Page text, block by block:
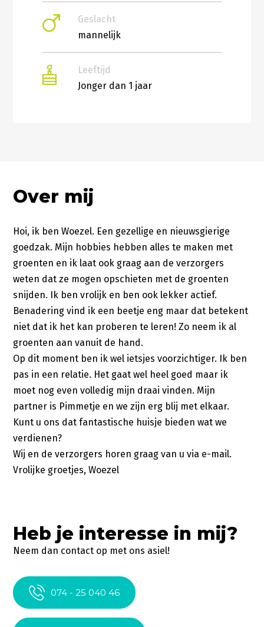
Geslacht
mannelijk
Leeftijd
Jonger dan 1 jaar
Over mij
Hoi, ik ben Woezel. Een gezellige en nieuwsgierige
goedzak. Mijn hobbies hebben alles te maken met
groenten en ik laat ook graag aan de verzorgers
weten dat ze mogen opschieten met de groenten
snijden. Ik ben vrolijk en ben ook lekker actief.
Benadering vind ik een beetje eng maar dat betekent
niet dat ik het kan proberen te leren! Zo neem ik al
groenten aan vanuit de hand.
Op dit moment ben ik wel ietsjes voorzichtiger. Ik ben
pas in een relatie. Het gaat wel heel goed maar ik
moet nog even volledig mijn draai vinden. Mijn
partner is Pimmetje en we zijn erg blij met elkaar.
Kunt u ons dat fantastische huisje bieden wat we
verdienen?
Wij en de verzorgers horen graag van u via e-mail.
Vrolijke groetjes, Woezel
Heb je interesse in mij?
Neem dan contact op met ons asiel!
074 - 25 040 46